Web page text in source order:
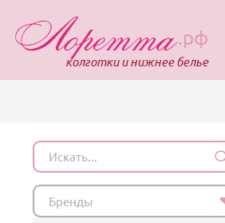
.рф
колготки и нижнее белье
Бренды